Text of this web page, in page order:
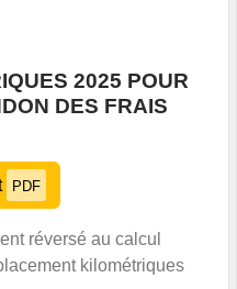
2025 POUR
DES FRAIS
PDF
réversé au calcul
kilométriques